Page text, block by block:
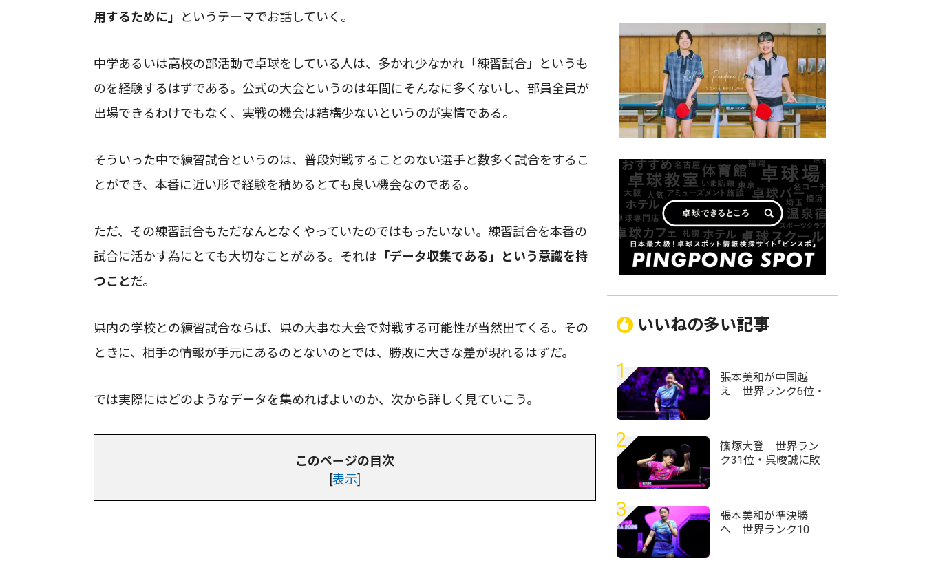
用するために」
というテーマでお話していく。
中学あるいは高校の部活動で卓球をしている人は、多かれ少なかれ「練習試合」というも
のを経験するはずである。公式の大会というのは年間にそんなに多くないし、部員全員が
出場できるわけでもなく、実戦の機会は結構少ないというのが実情である。
そういった中で練習試合というのは、普段対戦することのない選手と数多く試合をするこ
とができ、本番に近い形で経験を積めるとても良い機会なのである。
ただ、その練習試合もただなんとなくやっていたのではもったいない。練習試合を本番の
試合に活かす為にとても大切なことがある。それは 「データ収集である」という意識を持
つことだ。
県内の学校との練習試合ならば、県の大事な大会で対戦する可能性が当然出てくる。その
ときに、相手の情報が手元にあるのとないのとでは、勝敗に大きな差が現れるはずだ。
では実際にはどのようなデータを集めればよいのか、次から詳しく見ていこう。
このページの目次
[表示]
いいねの多い記事
1
張本美和が中国越
え 世界ランク6位・
2026＞
2
篠塚大登 世界ラン
ク31位・呉晙誠に敗
3
張本美和が準決勝
へ 世界ランク10